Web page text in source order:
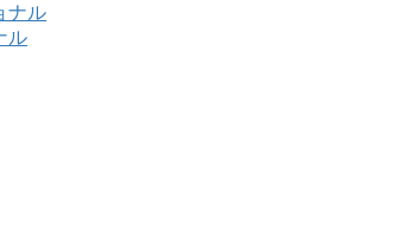
ナル
ル